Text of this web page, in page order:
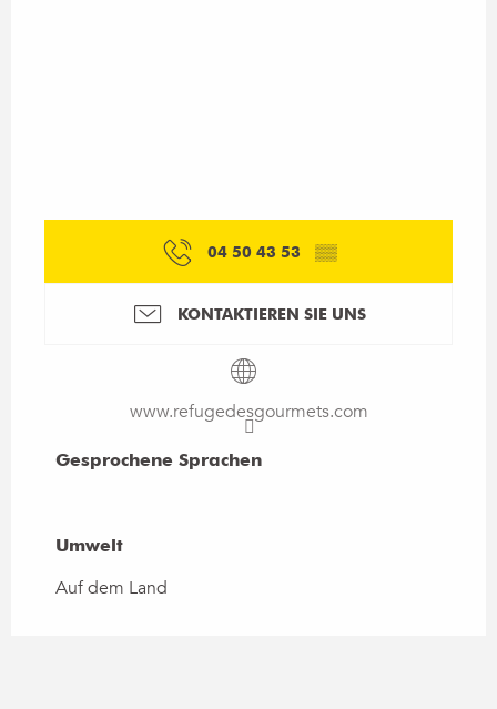
04 50 43 53 ▒▒
KONTAKTIEREN SIE UNS
www.refugedesgourmets.com
Gesprochene Sprachen
Gesprochene Sprachen
Umwelt
Umwelt
Auf dem Land